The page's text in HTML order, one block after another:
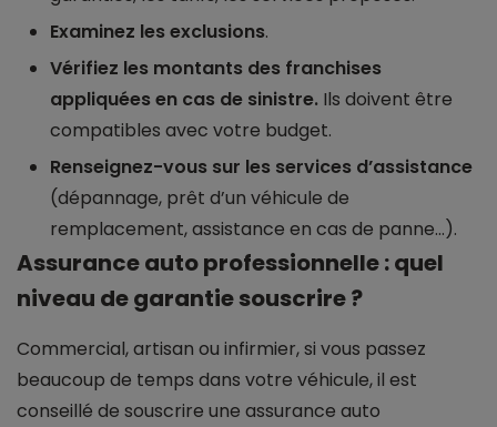
Examinez les exclusions.
Vérifiez les montants des franchises
appliquées en cas de sinistre. Ils doivent être
compatibles avec votre budget.
Renseignez-vous sur les services d’assistance
(dépannage, prêt d’un véhicule de
remplacement, assistance en cas de panne…).
Assurance auto professionnelle : quel
niveau de garantie souscrire ?
Commercial, artisan ou infirmier, si vous passez
beaucoup de temps dans votre véhicule, il est
conseillé de souscrire une assurance auto